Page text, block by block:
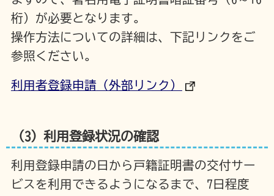
桁）が必要となります。
操作方法についての詳細は、下記リンクをご
参照ください。
利用者登録申請（外部リンク）
（3）利用登録状況の確認
利用登録申請の日から戸籍証明書の交付サー
ビスを利用できるようになるまで、7日程度